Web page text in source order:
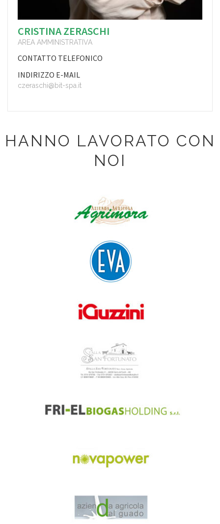
CRISTINA ZERASCHI
AREA AMMINISTRATIVA
CONTATTO TELEFONICO
INDIRIZZO E-MAIL
czeraschi@bit-spa.it
HANNO LAVORATO CON
NOI